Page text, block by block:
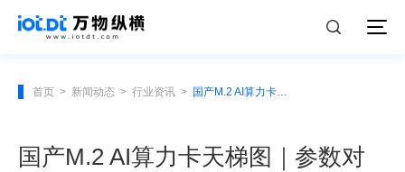
首页 > 新闻动态 > 行业资讯 > 国产M.2 AI算力卡天梯图｜参数对比+新手完整部署教程
国产M.2 AI算力卡天梯图｜参数对